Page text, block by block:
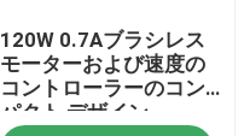
120W 0.7Aブラシレス
モーターおよび速度の
コントローラーのコン
パクト デザイン